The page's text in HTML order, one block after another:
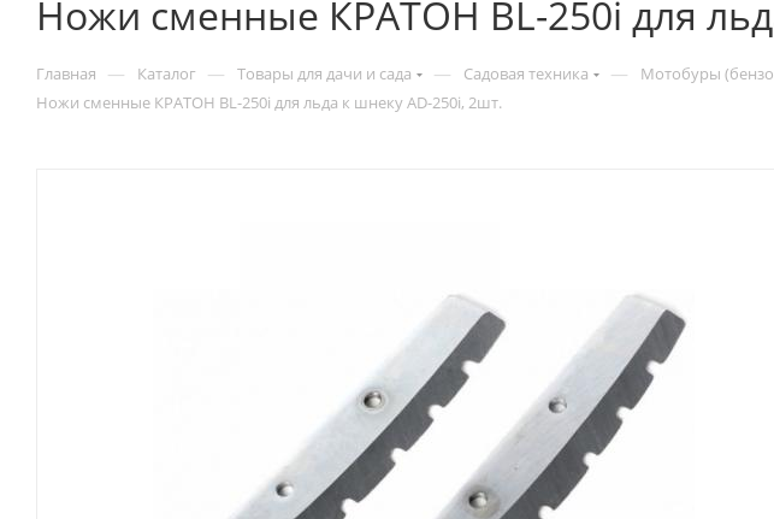
Ножи сменные КРАТОН BL-250i для
Главная — Каталог — Товары для дачи и сада — Садовая техника — Мотобуры
Ножи сменные КРАТОН BL-250i для льда к шнеку AD-250i, 2шт.